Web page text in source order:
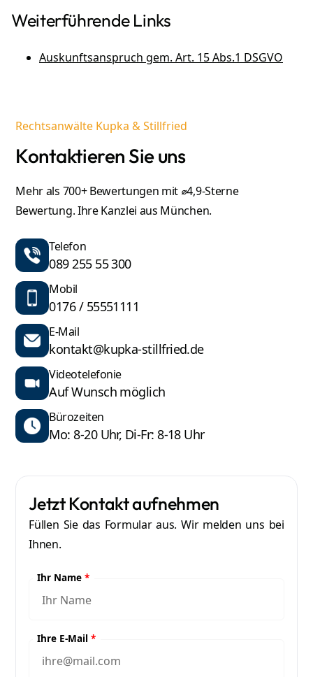
Weiterführende Links
Auskunftsanspruch gem. Art. 15 Abs.1 DSGVO
Rechtsanwälte Kupka & Stillfried
Kontaktieren Sie uns
Mehr als 700+ Bewertungen mit ⌀4,9-Sterne
Bewertung. Ihre Kanzlei aus München.
Telefon
089 255 55 300
Mobil
0176 / 55551111
E-Mail
kontakt@kupka-stillfried.de
Videotelefonie
Auf Wunsch möglich
Bürozeiten
Mo: 8-20 Uhr, Di-Fr: 8-18 Uhr
Jetzt Kontakt aufnehmen
Füllen Sie das Formular aus. Wir melden uns bei
Ihnen.
Ihr Name*
Ihre E-Mail*